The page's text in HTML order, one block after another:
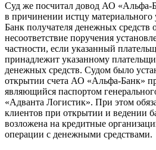
Суд же посчитал довод АО «Альфа-
в причинении истцу материального
Банк получателя денежных средств
несоответствие поручения
частности, если указанный
принадлежит указанному
денежных средств. Судом было
открытии счета АО «Альфа-Банк»
являющийся паспортом
«Адванта Логистик». При этом
клиентов при открытии и ведении
возложена на кредитные
операции с денежными средствами.